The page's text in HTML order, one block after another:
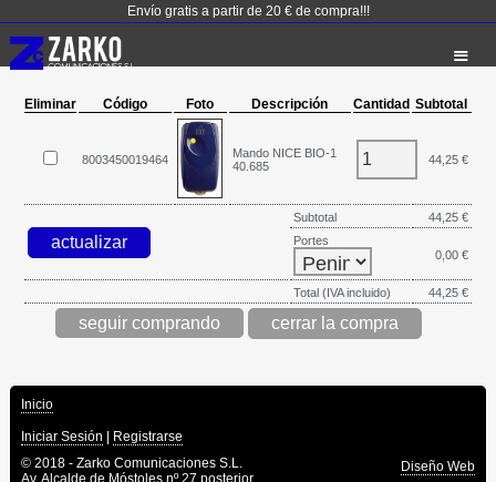
Envío gratis a partir de 20 € de compra!!!
Eliminar Código Foto Descripción Cantidad Subtotal
8003450019464
Mando NICE BIO-1
40.685
44,25 €
Subtotal
44,25 €
Portes
0,00 €
Total (IVA incluido) 44,25 €
seguir comprando
Inicio
Iniciar Sesión
Registrarse
© 2018 - Zarko Comunicaciones S.L.
Av. Alcalde de Móstoles nº 27 posterior.
Diseño Web